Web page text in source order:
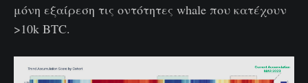
μόνη εξαίρεση τις οντότητες whale που κατέχουν
>10k BTC.